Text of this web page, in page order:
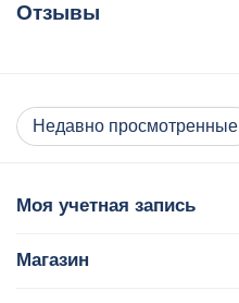
Отзывы
Недавно просмотренные
Моя учетная запись
Магазин